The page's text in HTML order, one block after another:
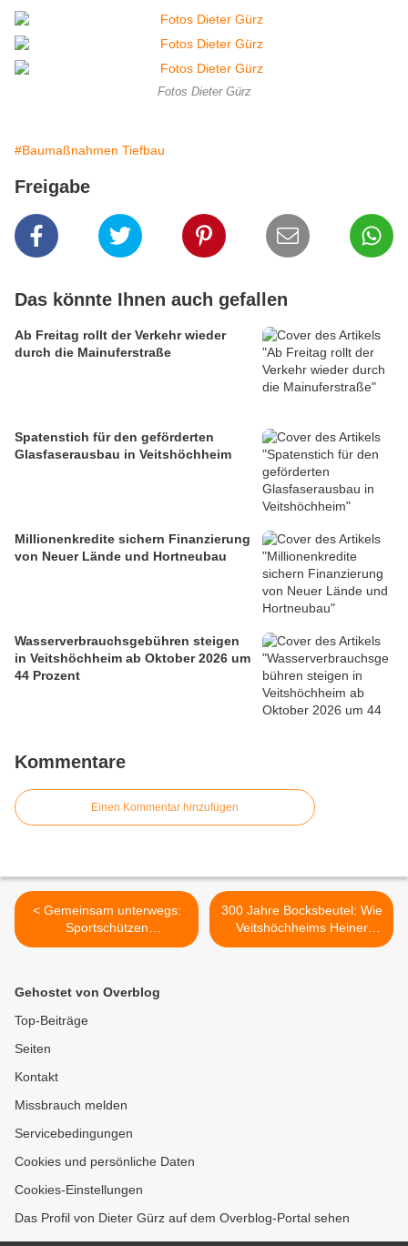
Fotos Dieter Gürz
#Baumaßnahmen Tiefbau
Freigabe
Das könnte Ihnen auch gefallen
Ab Freitag rollt der Verkehr wieder
durch die Mainuferstraße
Spatenstich für den geförderten
Glasfaserausbau in Veitshöchheim
Millionenkredite sichern Finanzierung
von Neuer Lände und Hortneubau
Wasserverbrauchsgebühren steigen
in Veitshöchheim ab Oktober 2026 um
44 Prozent
Kommentare
Einen Kommentar hinzufügen
< Gemeinsam unterwegs:
Sportschützen
Veitshöchheim erleben
300 Jahre Bocksbeutel: Wie
Veitshöchheims Heiner
Bauer einer fränkischen
Gehostet von Overblog
Top-Beiträge
Seiten
Kontakt
Missbrauch melden
Servicebedingungen
Cookies und persönliche Daten
Cookies-Einstellungen
Das Profil von Dieter Gürz auf dem Overblog-Portal sehen